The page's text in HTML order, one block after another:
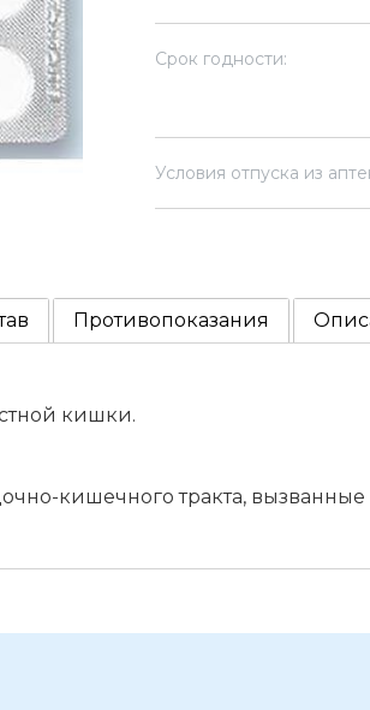
Срок годности:
Условия отпуска из
Противопоказания
кишки.
кишечного тракта,